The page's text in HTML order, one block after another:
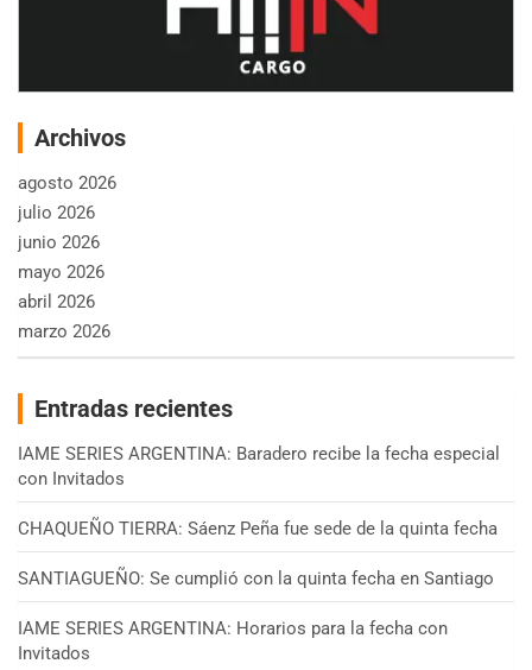
Archivos
agosto 2026
julio 2026
junio 2026
mayo 2026
abril 2026
marzo 2026
Entradas recientes
IAME SERIES ARGENTINA: Baradero recibe la fecha especial
con Invitados
CHAQUEÑO TIERRA: Sáenz Peña fue sede de la quinta fecha
SANTIAGUEÑO: Se cumplió con la quinta fecha en Santiago
IAME SERIES ARGENTINA: Horarios para la fecha con
Invitados